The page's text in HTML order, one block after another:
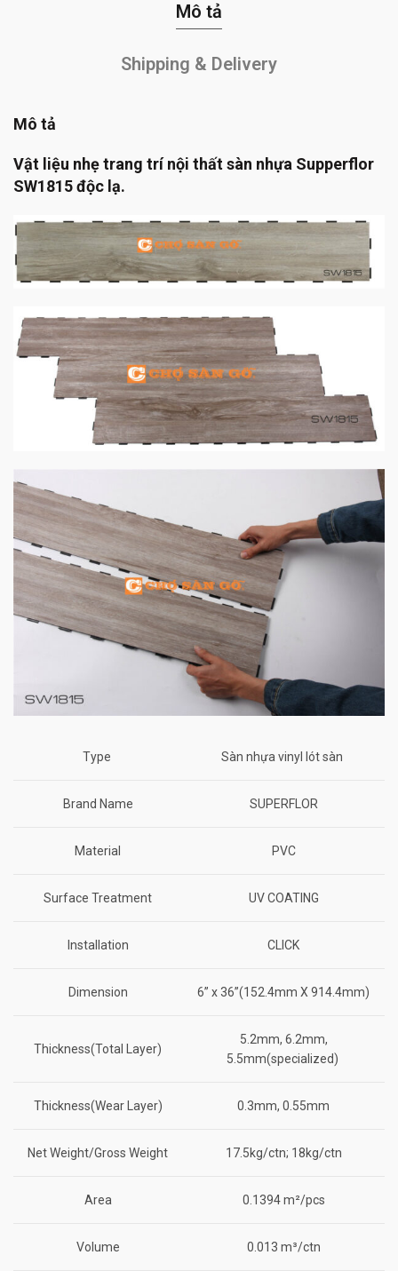
Mô tả
Shipping & Delivery
Mô tả
Vật liệu nhẹ trang trí nội thất sàn nhựa Supperflor
SW1815 độc lạ.
Type Sàn nhựa vinyl lót sàn
Brand Name SUPERFLOR
Material PVC
Surface Treatment UV COATING
Installation CLICK
Dimension 6” x 36”(152.4mm X 914.4mm)
Thickness(Total Layer)
5.2mm, 6.2mm,
5.5mm(specialized)
Thickness(Wear Layer) 0.3mm, 0.55mm
Net Weight/Gross Weight 17.5kg/ctn; 18kg/ctn
Area 0.1394 m²/pcs
Volume 0.013 m³/ctn